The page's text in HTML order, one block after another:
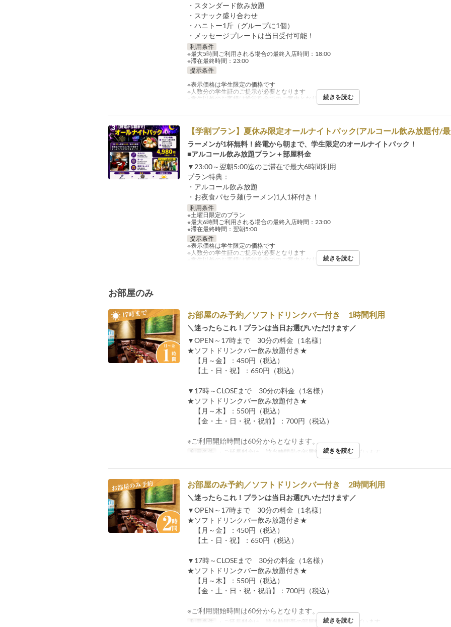
・スタンダード飲み放題
・スナック盛り合わせ
・ハニトー1斤（グループに1個）
・メッセージプレートは当日受付可能！
利用条件
※最大5時間ご利用される場合の最終入店時間：18:00
※滞在最終時間：23:00
提示条件
※表示価格は学生限定の価格です
※人数分の学生証のご提示が必要となります
※学生以外のお客様は通常料金でのご案内となります続きを読む
【学割プラン】夏休み限定オールナイトパック(アルコール飲み放題付/
ラーメンが1杯無料！終電から朝まで、学生限定のオールナイトパック！
■アルコール飲み放題プラン＋部屋料金
▼23:00～翌朝5:00迄のご滞在で最大6時間利用
プラン特典：
・アルコール飲み放題
・お夜食パセラ麺(ラーメン)1人1杯付き！
利用条件
※土曜日限定のプラン
※最大6時間ご利用される場合の最終入店時間：23:00
※滞在最終時間：翌朝5:00
提示条件
※表示価格は学生限定の価格です
※人数分の学生証のご提示が必要となります
※学生以外のお客様は通常料金でのご案内となります続きを読む
お部屋のみ
お部屋のみ予約／ソフトドリンクバー付き 1時間利用
＼迷ったらこれ！プランは当日お選びいただけます／
▼OPEN～17時まで 30分の料金（1名様）
★ソフトドリンクバー飲み放題付き★
【月～金】：450円（税込）
【土・日・祝】：650円（税込）
▼17時～CLOSEまで 30分の料金（1名様）
★ソフトドリンクバー飲み放題付き★
【月～木】：550円（税込）
【金・土・日・祝・祝前】：700円（税込）
※ご利用開始時間は60分からとなります。
利用条件 ・ご延長料金は、該当時間帯の部屋料金と同様でございます。
続きを読む
お部屋のみ予約／ソフトドリンクバー付き 2時間利用
＼迷ったらこれ！プランは当日お選びいただけます／
▼OPEN～17時まで 30分の料金（1名様）
★ソフトドリンクバー飲み放題付き★
【月～金】：450円（税込）
【土・日・祝】：650円（税込）
▼17時～CLOSEまで 30分の料金（1名様）
★ソフトドリンクバー飲み放題付き★
【月～木】：550円（税込）
【金・土・日・祝・祝前】：700円（税込）
※ご利用開始時間は60分からとなります。
利用条件 ・ご延長料金は、該当時間帯の部屋料金と同様でございます。
続きを読む